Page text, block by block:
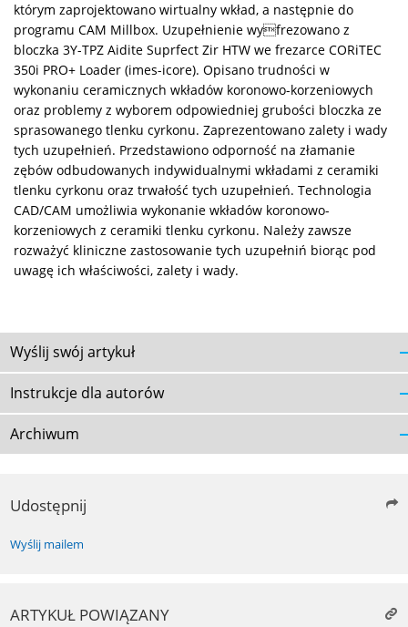
którym zaprojektowano wirtualny wkład, a następnie do
programu CAM Millbox. Uzupełnienie wyfrezowano z
bloczka 3Y-TPZ Aidite Suprfect Zir HTW we frezarce CORiTEC
350i PRO+ Loader (imes-icore). Opisano trudności w
wykonaniu ceramicznych wkładów koronowo-korzeniowych
oraz problemy z wyborem odpowiedniej grubości bloczka ze
sprasowanego tlenku cyrkonu. Zaprezentowano zalety i wady
tych uzupełnień. Przedstawiono odporność na złamanie
zębów odbudowanych indywidualnymi wkładami z ceramiki
tlenku cyrkonu oraz trwałość tych uzupełnień. Technologia
CAD/CAM umożliwia wykonanie wkładów koronowo-
korzeniowych z ceramiki tlenku cyrkonu. Należy zawsze
rozważyć kliniczne zastosowanie tych uzupełniń biorąc pod
uwagę ich właściwości, zalety i wady.
Wyślij swój artykuł
Instrukcje dla autorów
Archiwum
Udostępnij
Wyślij mailem
ARTYKUŁ POWIĄZANY